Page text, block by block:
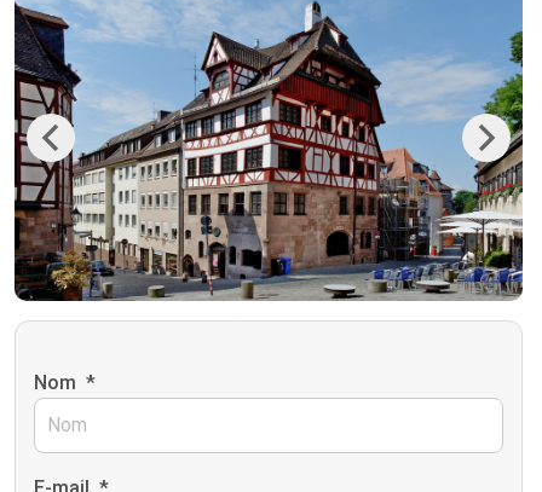
Previous Next
Nom *